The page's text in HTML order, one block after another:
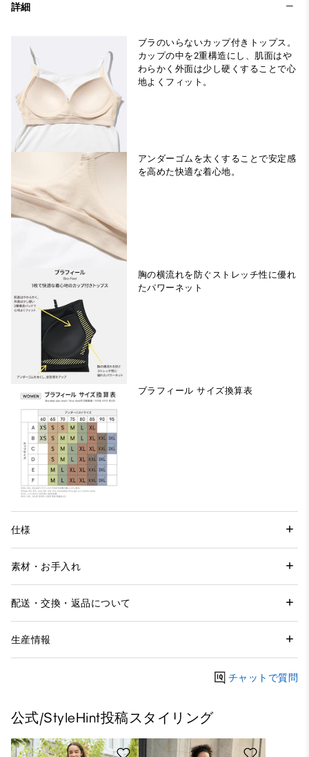
詳細
ブラのいらないカップ付きトップス。
カップの中を2重構造にし、肌面はや
わらかく外面は少し硬くすることで心
地よくフィット。
アンダーゴムを太くすることで安定感
を高めた快適な着心地。
胸の横流れを防ぐストレッチ性に優れ
たパワーネット
ブラフィール サイズ換算表
仕様
素材・お手入れ
配送・交換・返品について
生産情報
チャットで質問
公式/StyleHint投稿スタイリング